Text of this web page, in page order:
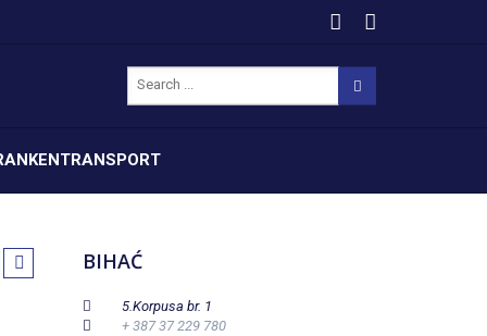
BIHAĆ
5.Korpusa br. 1
+ 387 37 229 780